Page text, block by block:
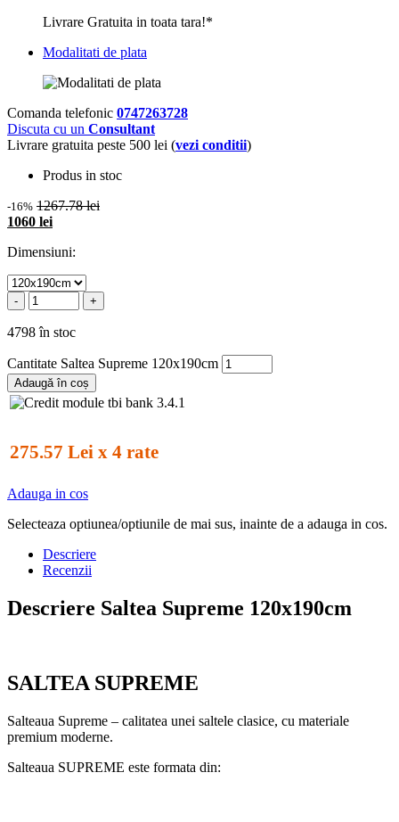
Livrare Gratuita in toata tara!*
Modalitati de plata
Comanda telefonic 0747263728
Discuta cu un Consultant
Livrare gratuita peste 500 lei (vezi conditii)
Produs in stoc
-16% 1267.78 lei
1060 lei
Dimensiuni:
- +
4798 în stoc
Cantitate Saltea Supreme 120x190cm
Adaugă în coș
275.57 Lei x 4 rate
Adauga in cos
Selecteaza optiunea/optiunile de mai sus, inainte de a adauga in cos.
Descriere
Recenzii
Descriere Saltea Supreme 120x190cm
SALTEA SUPREME
Salteaua Supreme – calitatea unei saltele clasice, cu materiale
premium moderne.
Salteaua SUPREME este formata din: